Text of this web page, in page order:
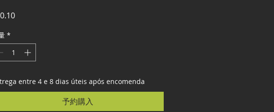
価
*
entre 4 e 8 dias úteis após encomenda
予約購入